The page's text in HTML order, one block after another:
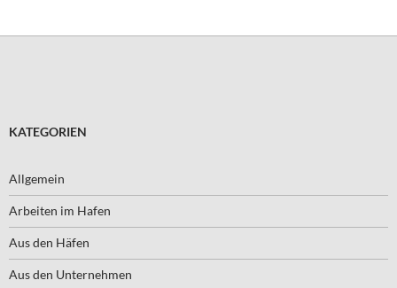
KATEGORIEN
Allgemein
Arbeiten im Hafen
Aus den Häfen
Aus den Unternehmen